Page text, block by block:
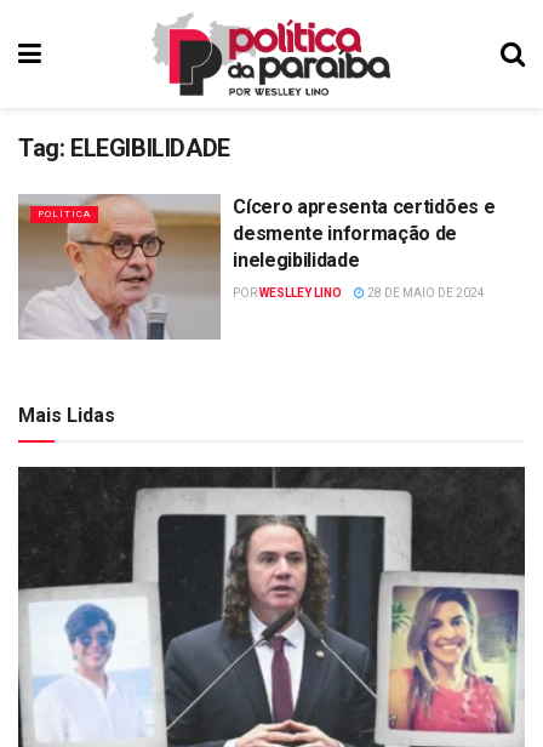
Tag: ELEGIBILIDADE
POLÍTICA
Cícero apresenta certidões e
desmente informação de
inelegibilidade
PORWESLLEY LINO 28 DE MAIO DE 2024
Mais Lidas